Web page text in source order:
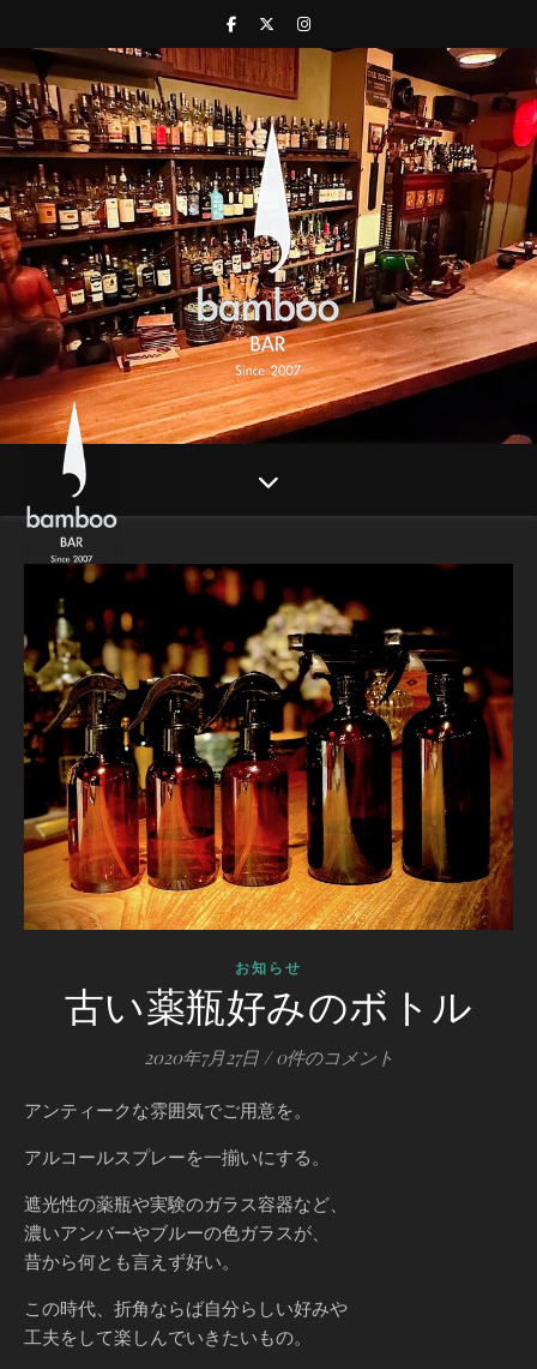
お知らせ
古い薬瓶好みのボトル
2020年7月27日 / 0件のコメント
アンティークな雰囲気でご用意を。
アルコールスプレーを一揃いにする。
遮光性の薬瓶や実験のガラス容器など、
濃いアンバーやブルーの色ガラスが、
昔から何とも言えず好い。
この時代、折角ならば自分らしい好みや
工夫をして楽しんでいきたいもの。